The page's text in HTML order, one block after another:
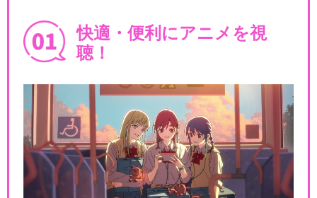
快適・便利にアニメを視
聴！